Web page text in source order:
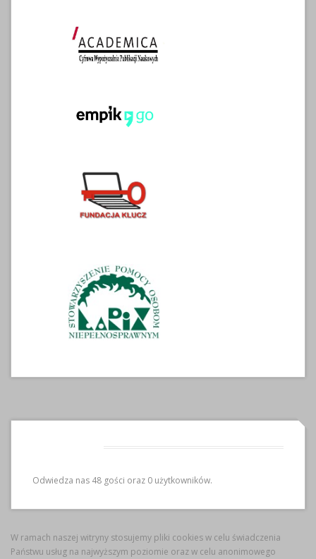
Odwiedza nas 48 gości oraz 0 użytkowników.
W ramach naszej witryny stosujemy pliki cookies w celu świadczenia
Państwu usług na najwyższym poziomie oraz w celu anonimowego